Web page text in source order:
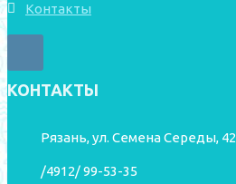
Контакты
КОНТАКТЫ
Рязань, ул. Семена Середы, 42
/4912/ 99-53-35